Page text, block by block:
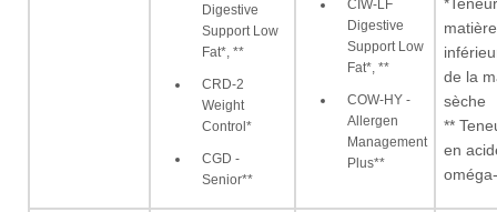
Digestive
Support Low
Fat*, **
CRD-2
Weight
Control*
CGD -
Senior**
CIW-LF
Digestive
Support Low
Fat*, **
COW-HY -
Allergen
Management
Plus**
de la
sèche
**
en